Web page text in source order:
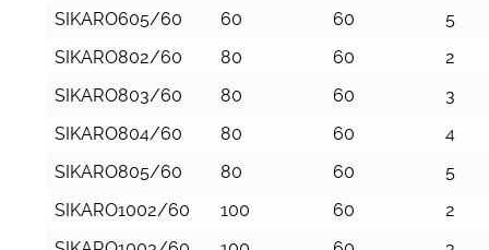
SIKARO605/60
60 60
5
SIKARO802/60
80 60
2
SIKARO803/60
80 60
3
SIKARO804/60
80 60
4
SIKARO805/60
80 60
5
SIKARO1002/60
100 60
2